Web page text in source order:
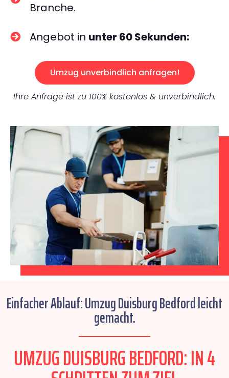
Branche.
Angebot in unter 60 Sekunden:
Umzug unverbindlich anfragen!
Ihre Anfrage ist zu 100% kostenlos & unverbindlich.
Einfacher Ablauf: Umzug Duisburg Bedford leicht
gemacht.
UMZUG DUISBURG BEDFORD: IN 4